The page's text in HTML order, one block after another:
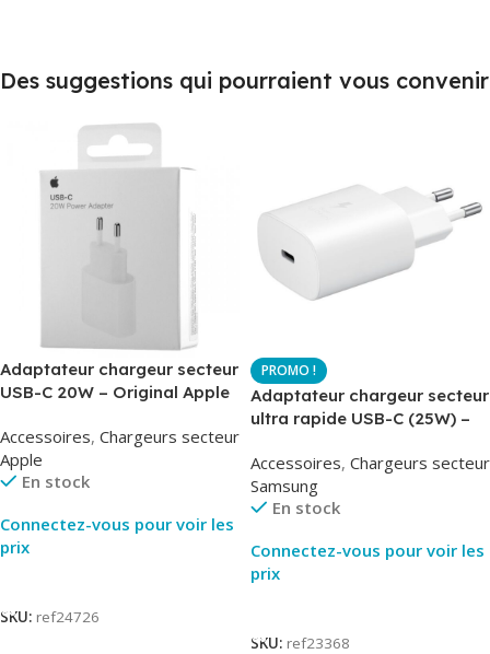
Des suggestions qui pourraient vous convenir
Adaptateur chargeur secteur
USB-C 20W – Original Apple
Original
Accessoires, Chargeurs secteur
Apple
En stock
Connectez-vous pour voir les
prix
SKU: ref24726
Adaptateur chargeur secteur
ultra rapide USB-C (25W) –
EP-TA800
Accessoires, Chargeurs secteur
Samsung
En stock
Connectez-vous pour voir les
prix
SKU: ref23368